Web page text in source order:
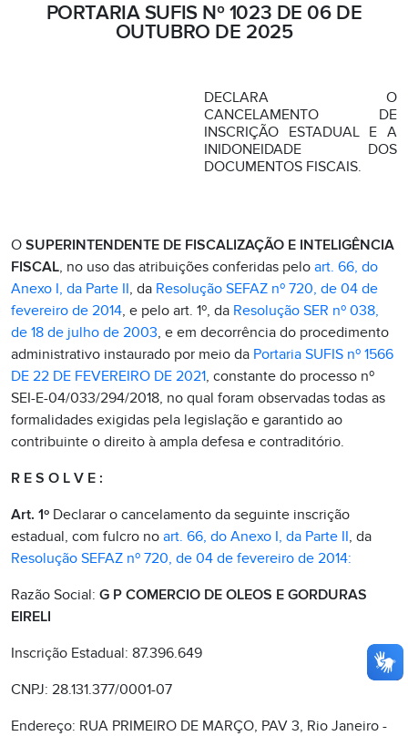
PORTARIA SUFIS Nº 1023 DE 06 DE
OUTUBRO DE 2025
DECLARA O
CANCELAMENTO DE
INSCRIÇÃO ESTADUAL E A
INIDONEIDADE DOS
DOCUMENTOS FISCAIS.
O SUPERINTENDENTE DE FISCALIZAÇÃO E INTELIGÊNCIA
FISCAL, no uso das atribuições conferidas pelo art. 66, do
Anexo I, da Parte II, da Resolução SEFAZ nº 720, de 04 de
fevereiro de 2014, e pelo art. 1º, da Resolução SER nº 038,
de 18 de julho de 2003, e em decorrência do procedimento
administrativo instaurado por meio da Portaria SUFIS nº 1566
DE 22 DE FEVEREIRO DE 2021, constante do processo nº
SEI-E-04/033/294/2018, no qual foram observadas todas as
formalidades exigidas pela legislação e garantido ao
contribuinte o direito à ampla defesa e contraditório.
R E S O L V E :
Art. 1º Declarar o cancelamento da seguinte inscrição
estadual, com fulcro no art. 66, do Anexo I, da Parte II, da
Resolução SEFAZ nº 720, de 04 de fevereiro de 2014:
Razão Social: G P COMERCIO DE OLEOS E GORDURAS
EIRELI
Inscrição Estadual: 87.396.649
CNPJ: 28.131.377/0001-07
Endereço: RUA PRIMEIRO DE MARÇO, PAV 3, Rio Janeiro -